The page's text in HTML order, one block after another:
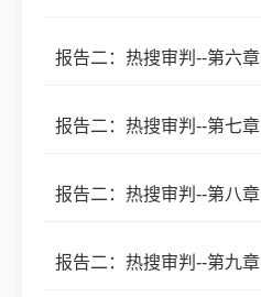
报告二：热搜审判--第六章
报告二：热搜审判--第七章
报告二：热搜审判--第八章
报告二：热搜审判--第九章